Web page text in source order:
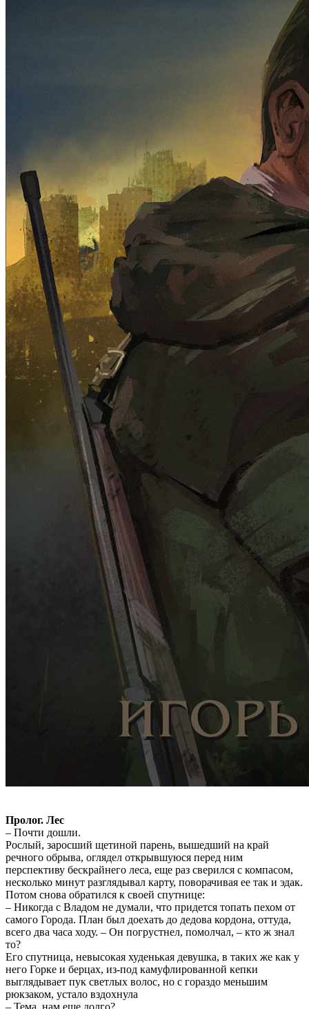
Пролог. Лес
– Почти дошли.
Рослый, заросший щетиной парень, вышедший на край
речного обрыва, оглядел открывшуюся перед ним
перспективу бескрайнего леса, еще раз сверился с компасом,
несколько минут разглядывал карту, поворачивая ее так и эдак.
Потом снова обратился к своей спутнице:
– Никогда с Владом не думали, что придется топать пехом от
самого Города. План был доехать до дедова кордона, оттуда,
всего два часа ходу. – Он погрустнел, помолчал, – кто ж знал
то?
Его спутница, невысокая худенькая девушка, в таких же как у
него Горке и берцах, из-под камуфлированной кепки
выглядывает пук светлых волос, но с гораздо меньшим
рюкзаком, устало вздохнула
– Тема, нам еще долго?